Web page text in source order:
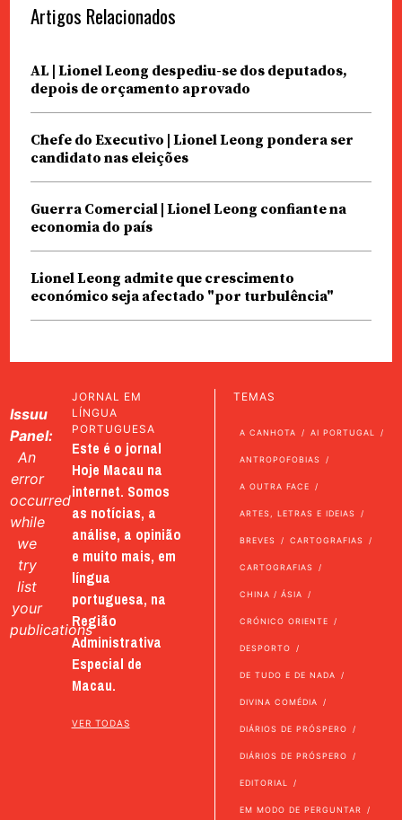
Artigos Relacionados
AL | Lionel Leong despediu-se dos deputados,
depois de orçamento aprovado
Chefe do Executivo | Lionel Leong pondera ser
candidato nas eleições
Guerra Comercial | Lionel Leong confiante na
economia do país
Lionel Leong admite que crescimento
económico seja afectado "por turbulência"
Issuu
Panel:
An
error
occurred
while
we
try
list
your
publications
JORNAL EM
LÍNGUA
PORTUGUESA
Este é o jornal
Hoje Macau na
internet. Somos
as notícias, a
análise, a opinião
e muito mais, em
língua
portuguesa, na
Região
Administrativa
Especial de
Macau.
VER TODAS
TEMAS
A CANHOTA AI PORTUGAL
ANTROPOFOBIAS
A OUTRA FACE
ARTES, LETRAS E IDEIAS
BREVES CARTOGRAFIAS
CARTOGRAFIAS
CHINA / ÁSIA
CRÓNICO ORIENTE
DESPORTO
DE TUDO E DE NADA
DIVINA COMÉDIA
DIÁRIOS DE PRÓSPERO
DIÁRIOS DE PRÓSPERO
EDITORIAL
EM MODO DE PERGUNTAR